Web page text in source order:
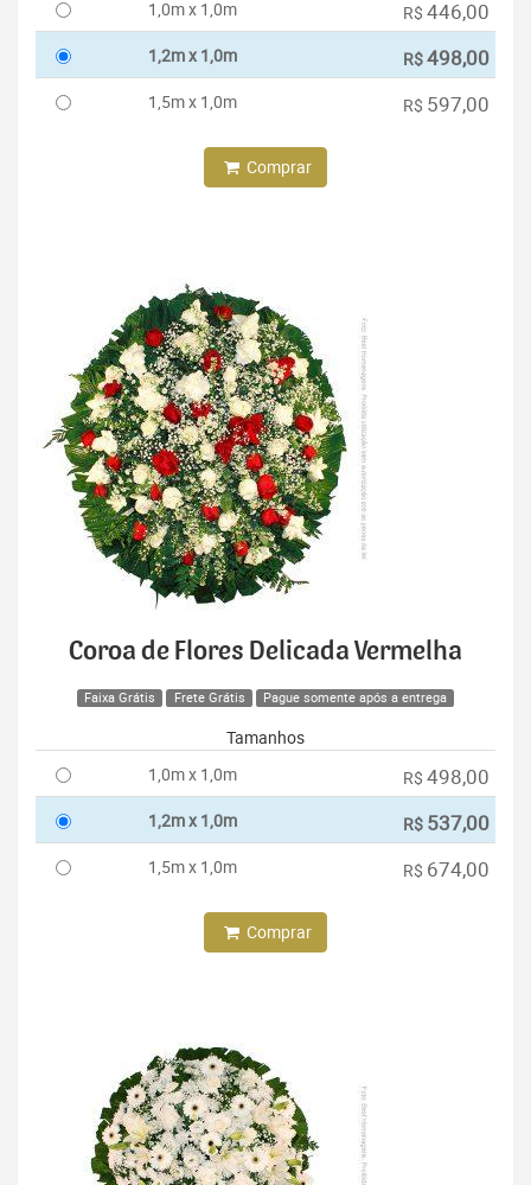
1,0m x 1,0m R$ 446,00
1,2m x 1,0m R$498,00
1,5m x 1,0m R$ 597,00
Comprar
Coroa de Flores Delicada Vermelha
Faixa Grátis Frete Grátis Pague somente após a entrega
Tamanhos
1,0m x 1,0m
R$ 498,00
1,2m x 1,0m R$ 537,00
1,5m x 1,0m R$ 674,00
Comprar